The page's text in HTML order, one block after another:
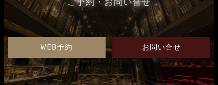
ご予約・お問い合せ
WEB予約 お問い合せ